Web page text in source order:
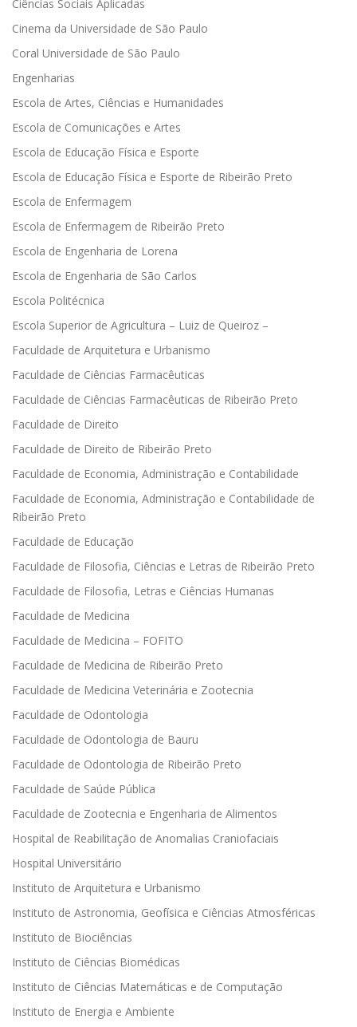
Ciências Sociais Aplicadas
Cinema da Universidade de São Paulo
Coral Universidade de São Paulo
Engenharias
Escola de Artes, Ciências e Humanidades
Escola de Comunicações e Artes
Escola de Educação Física e Esporte
Escola de Educação Física e Esporte de Ribeirão Preto
Escola de Enfermagem
Escola de Enfermagem de Ribeirão Preto
Escola de Engenharia de Lorena
Escola de Engenharia de São Carlos
Escola Politécnica
Escola Superior de Agricultura – Luiz de Queiroz –
Faculdade de Arquitetura e Urbanismo
Faculdade de Ciências Farmacêuticas
Faculdade de Ciências Farmacêuticas de Ribeirão Preto
Faculdade de Direito
Faculdade de Direito de Ribeirão Preto
Faculdade de Economia, Administração e Contabilidade
Faculdade de Economia, Administração e Contabilidade de
Ribeirão Preto
Faculdade de Educação
Faculdade de Filosofia, Ciências e Letras de Ribeirão Preto
Faculdade de Filosofia, Letras e Ciências Humanas
Faculdade de Medicina
Faculdade de Medicina – FOFITO
Faculdade de Medicina de Ribeirão Preto
Faculdade de Medicina Veterinária e Zootecnia
Faculdade de Odontologia
Faculdade de Odontologia de Bauru
Faculdade de Odontologia de Ribeirão Preto
Faculdade de Saúde Pública
Faculdade de Zootecnia e Engenharia de Alimentos
Hospital de Reabilitação de Anomalias Craniofaciais
Hospital Universitário
Instituto de Arquitetura e Urbanismo
Instituto de Astronomia, Geofísica e Ciências Atmosféricas
Instituto de Biociências
Instituto de Ciências Biomédicas
Instituto de Ciências Matemáticas e de Computação
Instituto de Energia e Ambiente